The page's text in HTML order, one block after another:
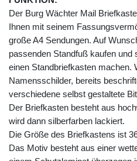
Der Burg Wächter Mail
Ihnen mit seinem
große A4 Sendungen. Auf
passenden Standfuß kaufen und
einen Standbriefkasten machen.
Namensschilder, bereits
verschiedene selbst gestaltete
Der Briefkasten besteht aus
wird dann silberfarben lackiert.
Die Größe des Briefkastens ist
Das Motiv besteht aus einer